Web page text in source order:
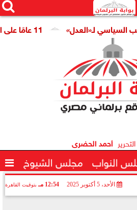


 11 عامًا على افتتاح قناة السويس الجديدة.. النائبة مروة قنصوة: رؤية الدولة حولت الممر الملاحي إلى مركز اقتصادي عالمي لـ«العدل»
أحمد الحضرى
النواب مجلس الشيوخ 
الأحد، 5 أكتوبر 2025 12:54 مـ بتوقيت القاهرة